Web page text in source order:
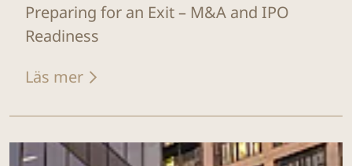
Preparing for an Exit – M&A and IPO
Readiness
Läs mer